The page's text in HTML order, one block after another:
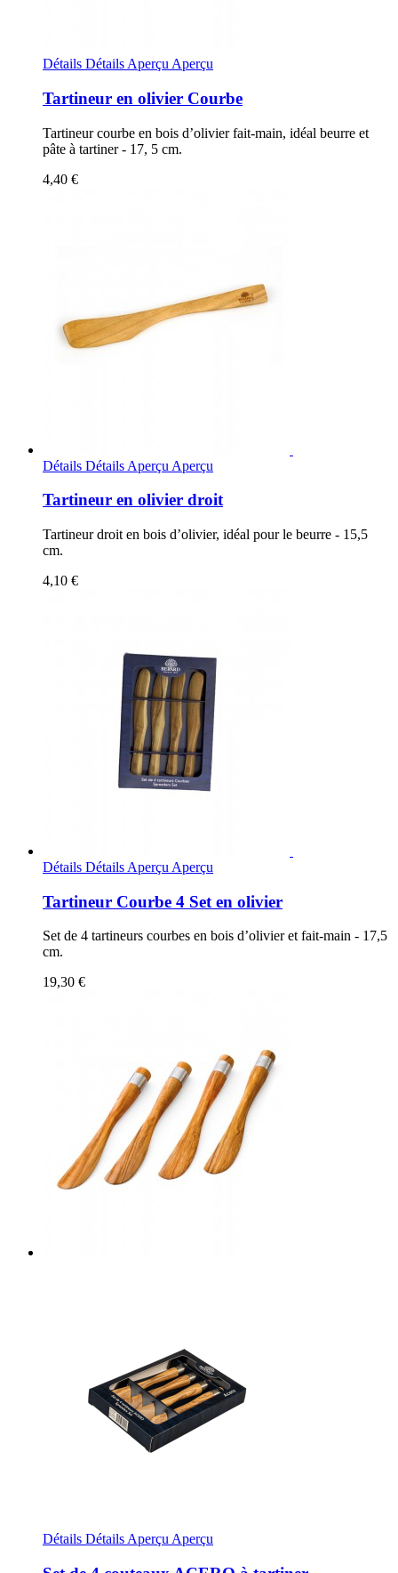
Détails Détails Aperçu Aperçu
Tartineur en olivier Courbe
Tartineur courbe en bois d’olivier fait-main, idéal beurre et
pâte à tartiner - 17, 5 cm.
4,40 €
Détails Détails Aperçu Aperçu
Tartineur en olivier droit
Tartineur droit en bois d’olivier, idéal pour le beurre - 15,5
cm.
4,10 €
Détails Détails Aperçu Aperçu
Tartineur Courbe 4 Set en olivier
Set de 4 tartineurs courbes en bois d’olivier et fait-main - 17,5
cm.
19,30 €
Détails DétailsAperçuAperçu